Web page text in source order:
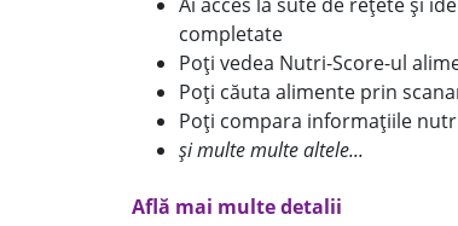
completate
Poți vedea Nutri-Score-ul
Poți căuta alimente prin
Poți compara informațiile
și multe multe altele...
Află mai multe detalii